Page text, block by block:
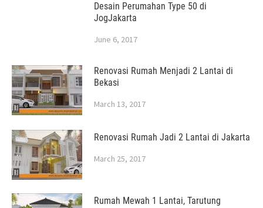
Desain Perumahan Type 50 di
JogJakarta
June 6, 2017
Renovasi Rumah Menjadi 2 Lantai di
Bekasi
March 13, 2017
Renovasi Rumah Jadi 2 Lantai di Jakarta
March 25, 2017
Rumah Mewah 1 Lantai, Tarutung